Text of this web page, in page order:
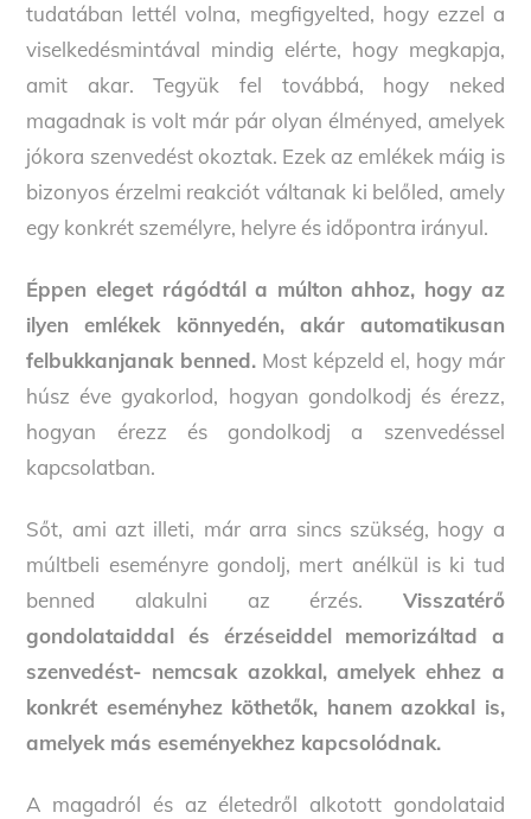
tudatában lettél volna, megfigyelted, hogy ezzel a
viselkedésmintával mindig elérte, hogy megkapja,
amit akar. Tegyük fel továbbá, hogy neked
magadnak is volt már pár olyan élményed, amelyek
jókora szenvedést okoztak. Ezek az emlékek máig is
bizonyos érzelmi reakciót váltanak ki belőled, amely
egy konkrét személyre, helyre és időpontra irányul.
Éppen eleget rágódtál a múlton ahhoz, hogy az
ilyen emlékek könnyedén, akár automatikusan
felbukkanjanak benned. Most képzeld el, hogy már
húsz éve gyakorlod, hogyan gondolkodj és érezz,
hogyan érezz és gondolkodj a szenvedéssel
kapcsolatban.
Sőt, ami azt illeti, már arra sincs szükség, hogy a
múltbeli eseményre gondolj, mert anélkül is ki tud
benned alakulni az érzés. Visszatérő
gondolataiddal és érzéseiddel memorizáltad a
szenvedést- nemcsak azokkal, amelyek ehhez a
konkrét eseményhez köthetők, hanem azokkal is,
amelyek más eseményekhez kapcsolódnak.
A magadról és az életedről alkotott gondolataid